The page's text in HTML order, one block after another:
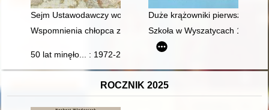
Sejm Ustawodawczy wobec rokowań paryskich i traktatu
Duże krążowniki pierwszej
Wspomnienia chłopca z lat wojny i okupacji w Siedlcach
Szkoła w Wyszatycach 1874-
50 lat minęło... : 1972-2022 : monografia jubileuszowa
ROCZNIK 2025